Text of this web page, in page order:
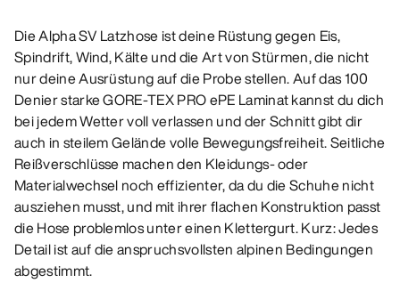
Die Alpha SV Latzhose ist deine Rüstung gegen Eis,
Spindrift, Wind, Kälte und die Art von Stürmen, die nicht
nur deine Ausrüstung auf die Probe stellen. Auf das 100
Denier starke GORE-TEX PRO ePE Laminat kannst du dich
bei jedem Wetter voll verlassen und der Schnitt gibt dir
auch in steilem Gelände volle Bewegungsfreiheit. Seitliche
Reißverschlüsse machen den Kleidungs- oder
Materialwechsel noch effizienter, da du die Schuhe nicht
ausziehen musst, und mit ihrer flachen Konstruktion passt
die Hose problemlos unter einen Klettergurt. Kurz: Jedes
Detail ist auf die anspruchsvollsten alpinen Bedingungen
abgestimmt.